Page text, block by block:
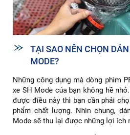
TẠI SAO NÊN CHỌN
MODE?
Những công dụng mà dòng phim
xe SH Mode của bạn không hề
được điều này thì bạn cần phải
phẩm chất lượng. Nhìn chung,
Mode sẽ thu lại được những lợi ích